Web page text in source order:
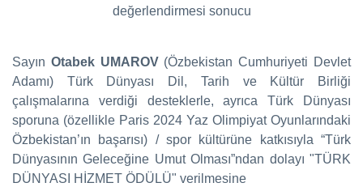
değerlendirmesi sonucu
Sayın Otabek UMAROV(Özbekistan Cumhuriyeti Devlet
Adamı) Türk Dünyası Dil, Tarih ve Kültür Birliği
çalışmalarına verdiği desteklerle, ayrıca Türk Dünyası
sporuna (özellikle Paris 2024 Yaz Olimpiyat Oyunlarındaki
Özbekistan’ın başarısı) / spor kültürüne katkısıyla “Türk
Dünyasının Geleceğine Umut Olması”ndan dolayı "TÜRK
DÜNYASI HİZMET ÖDÜLÜ" verilmesine